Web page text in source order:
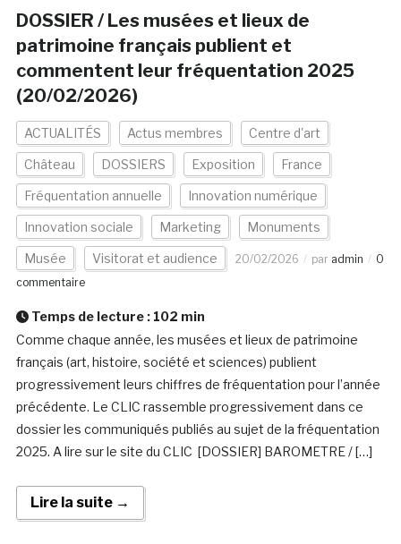
DOSSIER / Les musées et lieux de
patrimoine français publient et
commentent leur fréquentation 2025
(20/02/2026)
ACTUALITÉS Actus membres Centre d'art
Château DOSSIERS Exposition France
Fréquentation annuelle Innovation numérique
Innovation sociale Marketing Monuments
Musée Visitorat et audience 20/02/2026 par admin
0
commentaire
Temps de lecture : 102 min
Comme chaque année, les musées et lieux de patrimoine
français (art, histoire, société et sciences) publient
progressivement leurs chiffres de fréquentation pour l’année
précédente. Le CLIC rassemble progressivement dans ce
dossier les communiqués publiés au sujet de la fréquentation
2025. A lire sur le site du CLIC [DOSSIER] BAROMETRE / […]
Lire la suite →